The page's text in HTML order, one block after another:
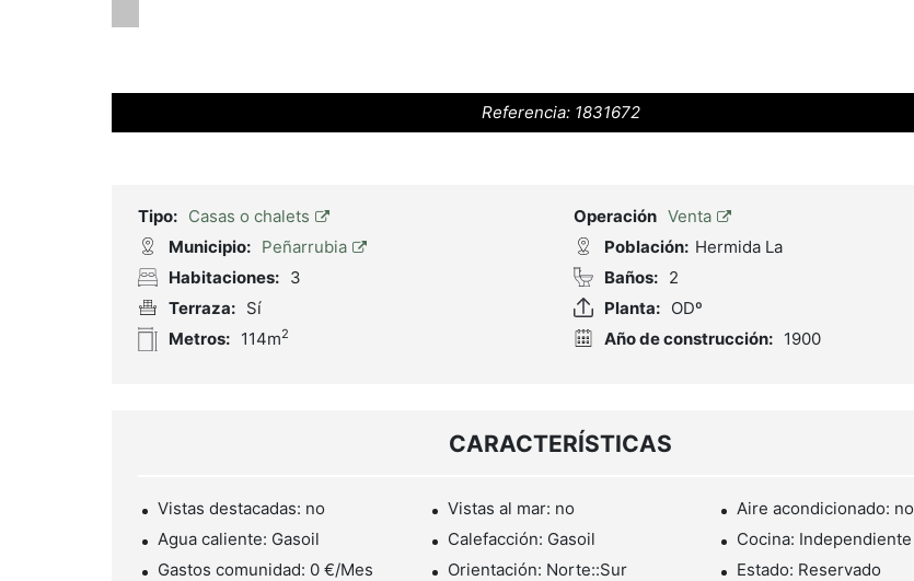
Referencia: 1831672
Tipo: Casas o chalets Operación Venta
Municipio: Peñarrubia Población: Hermida La
Habitaciones: 3 Baños:
2
Terraza: Sí Planta:
ODº
Metros: 114m2 Año de construcción: 1900
CARACTERÍSTICAS
Vistas destacadas: no Vistas al mar: no
Aire acondicionado: no
Agua caliente: Gasoil
Calefacción: Gasoil
Cocina: Independiente
Gastos comunidad: 0 €/Mes
Orientación: Norte::Sur
Estado: Reservado